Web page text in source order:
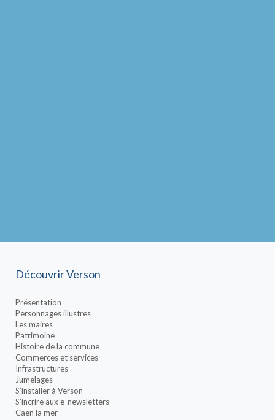
Découvrir Verson
Présentation
Personnages illustres
Les maires
Patrimoine
Histoire de la commune
Commerces et services
Infrastructures
Jumelages
S’installer à Verson
S’incrire aux e-newsletters
Caen la mer